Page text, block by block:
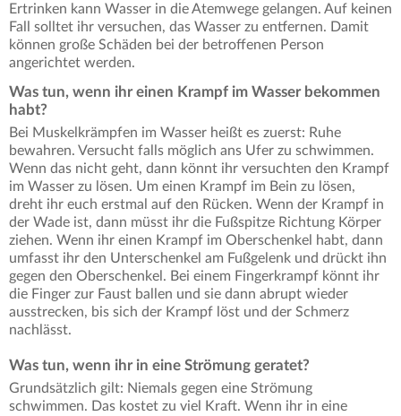
Ertrinken kann Wasser in die Atemwege gelangen. Auf keinen
Fall solltet ihr versuchen, das Wasser zu entfernen. Damit
können große Schäden bei der betroffenen Person
angerichtet werden.
Was tun, wenn ihr einen Krampf im Wasser bekommen
habt?
Bei Muskelkrämpfen im Wasser heißt es zuerst: Ruhe
bewahren. Versucht falls möglich ans Ufer zu schwimmen.
Wenn das nicht geht, dann könnt ihr versuchten den Krampf
im Wasser zu lösen. Um einen Krampf im Bein zu lösen,
dreht ihr euch erstmal auf den Rücken. Wenn der Krampf in
der Wade ist, dann müsst ihr die Fußspitze Richtung Körper
ziehen. Wenn ihr einen Krampf im Oberschenkel habt, dann
umfasst ihr den Unterschenkel am Fußgelenk und drückt ihn
gegen den Oberschenkel. Bei einem Fingerkrampf könnt ihr
die Finger zur Faust ballen und sie dann abrupt wieder
ausstrecken, bis sich der Krampf löst und der Schmerz
nachlässt.
Was tun, wenn ihr in eine Strömung geratet?
Grundsätzlich gilt: Niemals gegen eine Strömung
schwimmen. Das kostet zu viel Kraft. Wenn ihr in eine